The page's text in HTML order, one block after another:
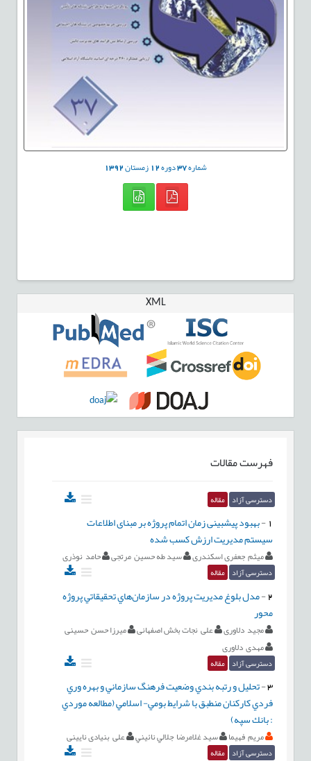
شماره37دوره12 زمستان1392
XML
فهرست مقالات
دسترسی آزاد مقاله
-بهبود پیشبینی زمان اتمام پروژه بر مبنای اطلاعات
سیستم مدیریت ارزش کسب شده
میثم جعفری اسکندری سید طه حسین مرتجی حامد نوذری
دسترسی آزاد مقاله
2
-مدل بلوغ مديريت پروژه در سازمان‌هاي تحقيقاتي پروژه
محور
مجيد دلاوری علی نجات بخش اصفهانی میرزا حسن حسینی
مهدی دلاوری
دسترسی آزاد مقاله
3
-تحليل و رتبه بندي وضعيت فرهنگ سازماني و بهره وري
فردي كاركنان منطبق با شرايط بومي- اسلامي (مطالعه موردي
: بانك سپه)
مريم فهيما سيد غلامرضا جلالي نائيني علی بنیادی نایینی
دسترسی آزاد مقاله